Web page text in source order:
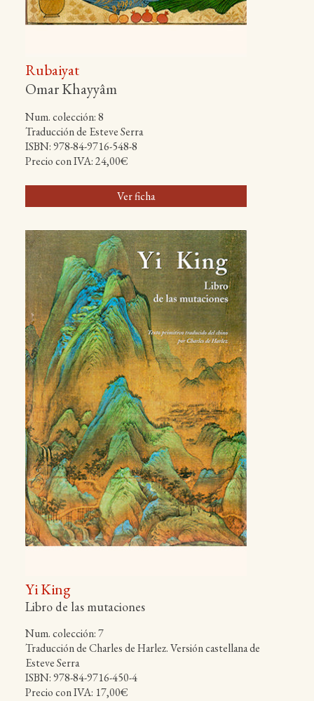
Rubaiyat
Omar Khayyâm
Num. colección: 8
Traducción de Esteve Serra
ISBN: 978-84-9716-548-8
Precio con IVA: 24,00€
Ver ficha
Yi King
Libro de las mutaciones
Num. colección: 7
Traducción de Charles de Harlez. Versión castellana de
Esteve Serra
ISBN: 978-84-9716-450-4
Precio con IVA: 17,00€